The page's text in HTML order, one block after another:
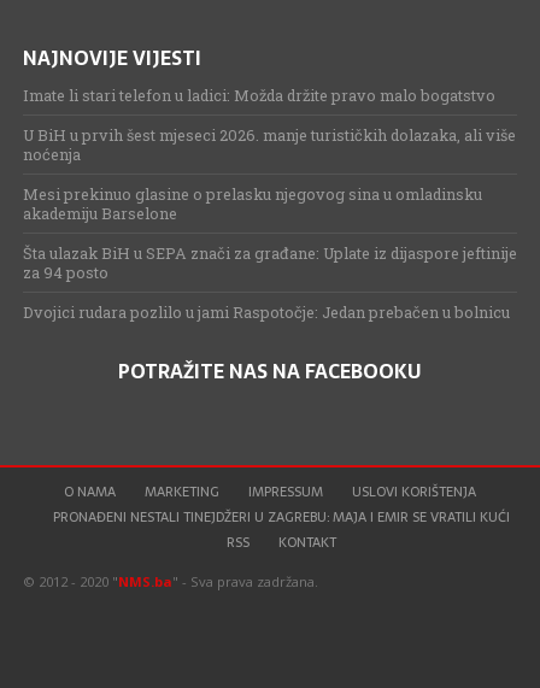
NAJNOVIJE VIJESTI
Imate li stari telefon u ladici: Možda držite pravo malo bogatstvo
U BiH u prvih šest mjeseci 2026. manje turističkih dolazaka, ali više
noćenja
Mesi prekinuo glasine o prelasku njegovog sina u omladinsku
akademiju Barselone
Šta ulazak BiH u SEPA znači za građane: Uplate iz dijaspore jeftinije
za 94 posto
Dvojici rudara pozlilo u jami Raspotočje: Jedan prebačen u bolnicu
POTRAŽITE NAS NA FACEBOOKU
O NAMA MARKETING IMPRESSUM
USLOVI KORIŠTENJA
PRONAĐENI NESTALI TINEJDŽERI U ZAGREBU: MAJA I EMIR SE VRATILI KUĆI
RSS
KONTAKT
© 2012 - 2020 "NMS.ba" - Sva prava zadržana.